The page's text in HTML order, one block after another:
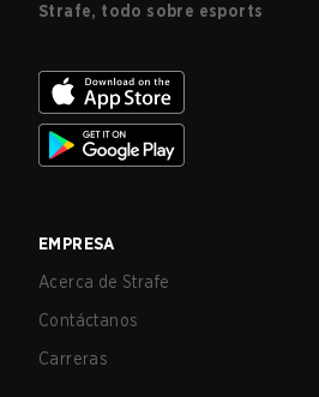
Strafe, todo sobre esports
EMPRESA
Acerca de Strafe
Contáctanos
Carreras